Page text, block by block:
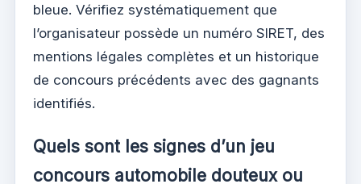
bleue. Vérifiez systématiquement que
l’organisateur possède un numéro SIRET, des
mentions légales complètes et un historique
de concours précédents avec des gagnants
identifiés.
Quels sont les signes d’un jeu
concours automobile douteux ou